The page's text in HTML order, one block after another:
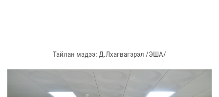
Тайлан мэдээ: Д.Лхагвагэрэл /ЭША/